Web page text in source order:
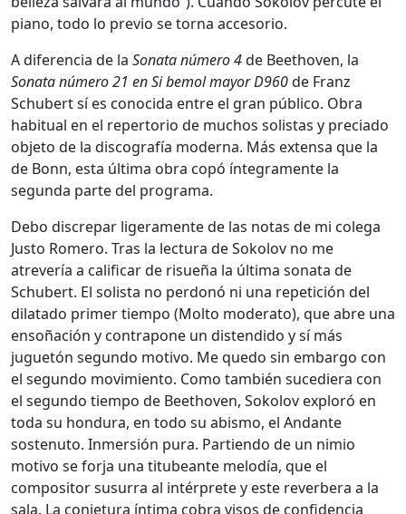
piano, todo lo previo se torna accesorio.
A diferencia de la Sonata número 4de Beethoven, la
Sonata número 21 en Si bemol mayor D960de Franz
Schubert sí es conocida entre el gran público. Obra
habitual en el repertorio de muchos solistas y preciado
objeto de la discografía moderna. Más extensa que la
de Bonn, esta última obra copó íntegramente la
segunda parte del programa.
Debo discrepar ligeramente de las notas de mi colega
Justo Romero. Tras la lectura de Sokolov no me
atrevería a calificar de risueña la última sonata de
Schubert. El solista no perdonó ni una repetición del
dilatado primer tiempo (Molto moderato), que abre una
ensoñación y contrapone un distendido y sí más
juguetón segundo motivo. Me quedo sin embargo con
el segundo movimiento. Como también sucediera con
el segundo tiempo de Beethoven, Sokolov exploró en
toda su hondura, en todo su abismo, el Andante
sostenuto. Inmersión pura. Partiendo de un nimio
motivo se forja una titubeante melodía, que el
compositor susurra al intérprete y este reverbera a la
sala. La conjetura íntima cobra visos de confidencia